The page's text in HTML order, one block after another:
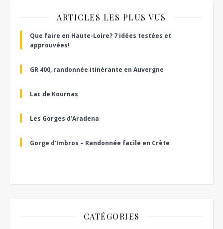
ARTICLES LES PLUS VUS
Que faire en Haute-Loire? 7 idées testées et
approuvées!
GR 400, randonnée itinérante en Auvergne
Lac de Kournas
Les Gorges d’Aradena
Gorge d’Imbros – Randonnée facile en Crète
CATÉGORIES